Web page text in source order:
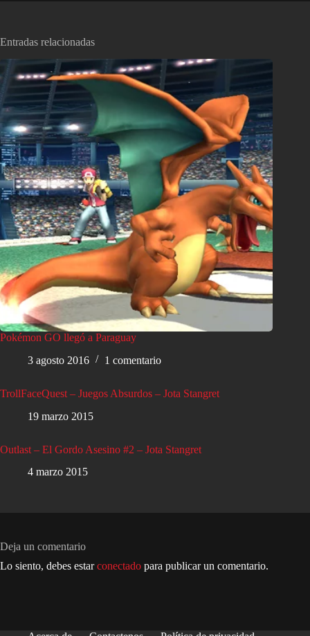
Entradas relacionadas
Pokémon GO llegó a Paraguay
3 agosto 2016
1 comentario
TrollFaceQuest – Juegos Absurdos – Jota Stangret
19 marzo 2015
Outlast – El Gordo Asesino #2 – Jota Stangret
4 marzo 2015
Deja un comentario
Lo siento, debes estarconectado para publicar un comentario.